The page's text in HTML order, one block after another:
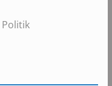
Politik